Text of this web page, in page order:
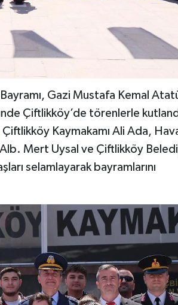
Gazi Mustafa Kemal
Çiftlikköy’de törenlerle
Kaymakamı Ali Ada,
Mert Uysal ve Çiftlikköy
selamlayarak bayramlarını